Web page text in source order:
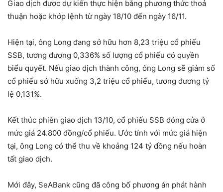
Giao dịch được dự kiến thực hiện bằng phương thức thoả
thuận hoặc khớp lệnh từ ngày 18/10 đến ngày 16/11.
Hiện tại, ông Long đang sở hữu hơn 8,23 triệu cổ phiếu
SSB, tương đương 0,336% số lượng cổ phiếu có quyền
biểu quyết. Nếu giao dịch thành công, ông Long sẽ giảm số
cổ phiếu sở hữu xuống 3,2 triệu cổ phiếu, tương đương tỷ
lệ 0,131%.
Kết thúc phiên giao dịch 13/10, cổ phiếu SSB đóng cửa ở
mức giá 24.800 đồng/cổ phiếu. Ước tính với mức giá hiện
tại, ông Long có thể thu về khoảng 124 tỷ đồng nếu hoàn
tất giao dịch.
Mới đây, SeABank cũng đã công bố phương án phát hành